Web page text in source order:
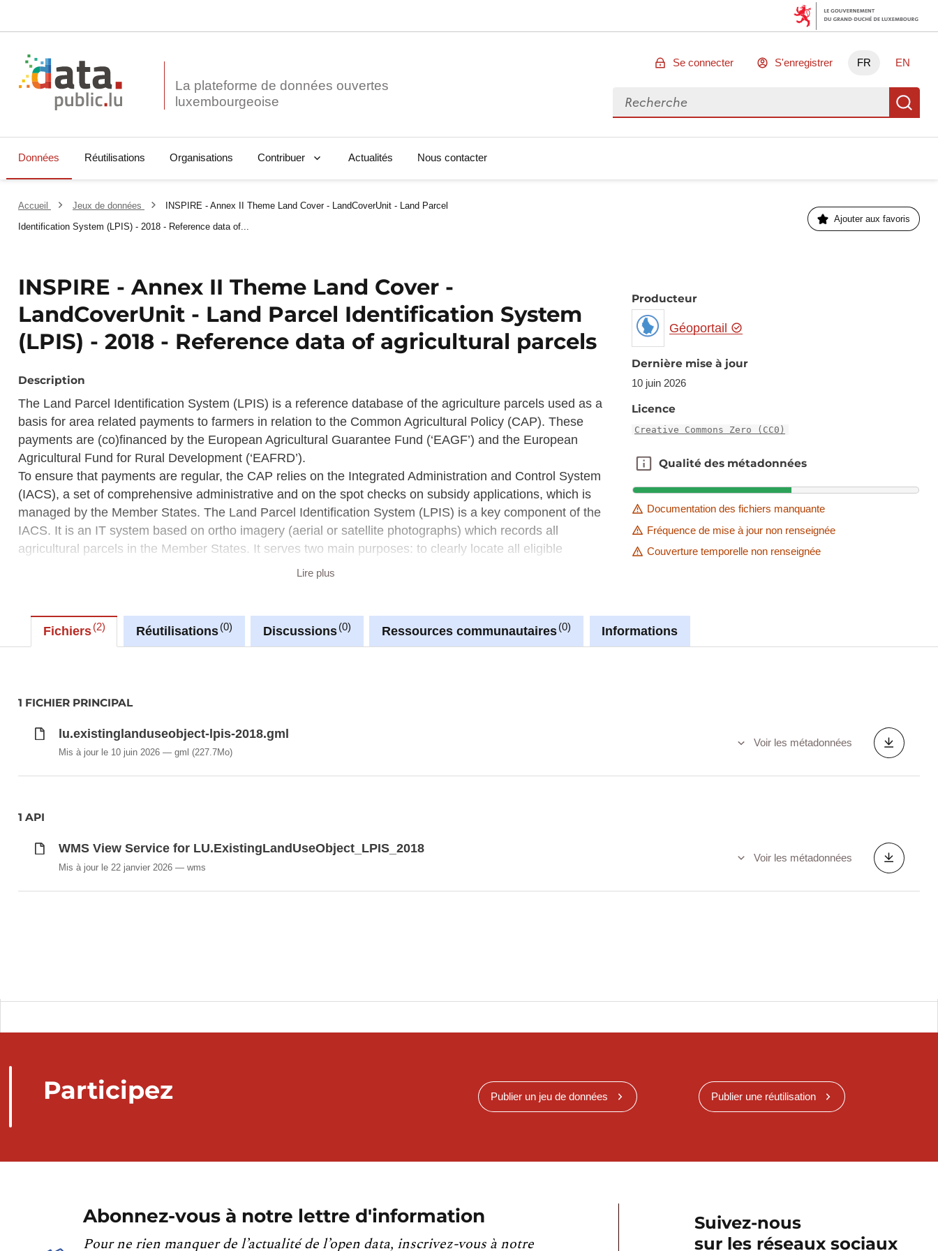
La plateforme de données ouvertes
Se connecter S'enregistrer FR EN
Rechercher des données
Données Réutilisations Organisations Contribuer Actualités Nous contacter
Accueil Jeux de données
INSPIRE - Annex II Theme Land Cover - LandCoverUnit - Land Parcel
Identification System (LPIS) - 2018 - Reference data of...
Ajouter aux favoris
INSPIRE - Annex II Theme Land Cover -
LandCoverUnit - Land Parcel Identification System
(LPIS) - 2018 - Reference data of agricultural parcels
Description
The Land Parcel Identification System (LPIS) is a reference database of the agriculture parcels used as a
basis for area related payments to farmers in relation to the Common Agricultural Policy (CAP). These
payments are (co)financed by the European Agricultural Guarantee Fund (‘EAGF’) and the European
Agricultural Fund for Rural Development (‘EAFRD’).
To ensure that payments are regular, the CAP relies on the Integrated Administration and Control System
(IACS), a set of comprehensive administrative and on the spot checks on subsidy applications, which is
managed by the Member States. The Land Parcel Identification System (LPIS) is a key component of the
IACS. It is an IT system based on ortho imagery (aerial or satellite photographs) which records all
agricultural parcels in the Member States. It serves two main purposes: to clearly locate all eligible
agricultural land contained within reference parcels and to calculate their maximum eligible area (MEA).
Description copied fromcatalog.inspire.geoportail.lu.
Lire plus
Producteur
Géoportail
Dernière mise à jour
10 juin 2026
Licence
Creative Commons Zero (CC0)
Qualité des métadonnées
Qualité des métadonnées
Documentation des fichiers manquante
Fréquence de mise à jour non renseignée
Couverture temporelle non renseignée
Fichiers 2 Réutilisations 0 Discussions 0 Ressources communautaires 0 Informations
1 FICHIER PRINCIPAL
lu.existinglanduseobject-lpis-2018.gml
Mis à jour le 10 juin 2026 gml(227.7Mo)
Voir les métadonnées
1 API
WMS View Service for LU.ExistingLandUseObject_LPIS_2018
Mis à jour le 22 janvier 2026 wms
Voir les métadonnées
Participez Publier un jeu de données Publier une réutilisation
Abonnez-vous à notre lettre d'information
Pour ne rien manquer de l’actualité de l’open data, inscrivez-vous à notre
Suivez-nous
sur les réseaux sociaux